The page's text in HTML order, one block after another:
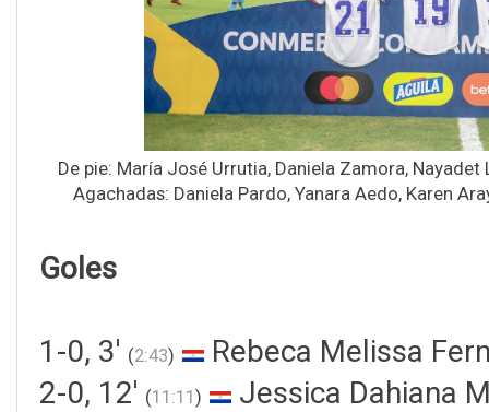
De pie: María José Urrutia, Daniela Zamora,
Agachadas: Daniela Pardo, Yanara Aedo, Karen
Goles
1-0, 3' (2:43)
Rebeca Melissa
2-0, 12' (11:11)
Jessica Dahiana